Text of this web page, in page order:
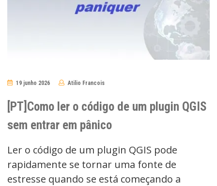
19 junho 2026 Atilio Francois
[PT]Como ler o código de um plugin QGIS
sem entrar em pânico
Ler o código de um plugin QGIS pode
rapidamente se tornar uma fonte de
estresse quando se está começando a